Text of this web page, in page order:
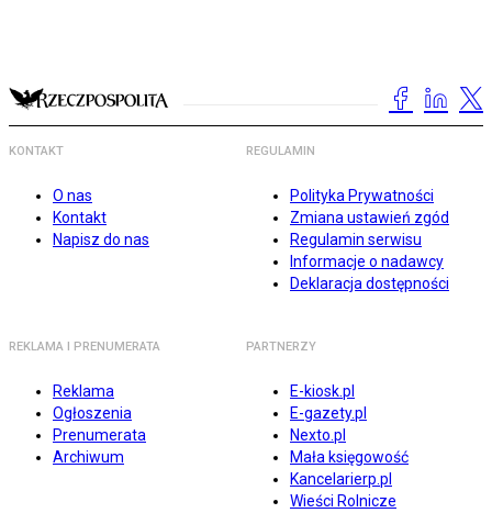
KONTAKT
O nas
Kontakt
Napisz do nas
REGULAMIN
Polityka Prywatności
Zmiana ustawień zgód
Regulamin serwisu
Informacje o nadawcy
Deklaracja dostępności
REKLAMA I PRENUMERATA
Reklama
Ogłoszenia
Prenumerata
Archiwum
PARTNERZY
E-kiosk.pl
E-gazety.pl
Nexto.pl
Mała księgowość
Kancelarierp.pl
Wieści Rolnicze